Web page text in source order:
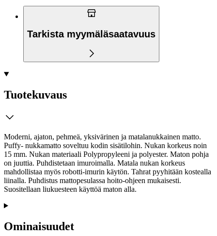
Tarkista myymäläsaatavuus
Tuotekuvaus
Moderni, ajaton, pehmeä, yksivärinen ja matalanukkainen matto.
Puffy- nukkamatto soveltuu kodin sisätilohin. Nukan korkeus noin
15 mm. Nukan materiaali Polypropyleeni ja polyester. Maton pohja
on juuttia. Puhdistetaan imuroimalla. Matala nukan korkeus
mahdollistaa myös robotti-imurin käytön. Tahrat pyyhitään kostealla
liinalla. Puhdistus mattopesulassa hoito-ohjeen mukaisesti.
Suositellaan liukuesteen käyttöä maton alla.
Ominaisuudet